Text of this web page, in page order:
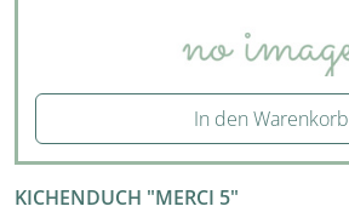
In den Warenkorb
KICHENDUCH "MERCI 5"